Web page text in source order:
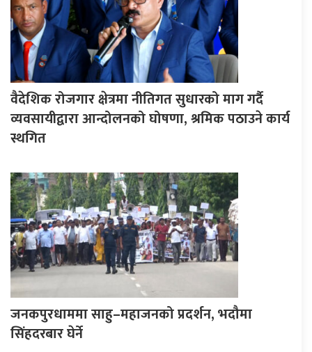
वैदेशिक रोजगार क्षेत्रमा नीतिगत सुधारको माग गर्दै
व्यवसायीद्वारा आन्दोलनको घोषणा, श्रमिक पठाउने कार्य
स्थगित
जनकपुरधाममा साहु–महाजनको प्रदर्शन, भदौमा
सिंहदरबार घेर्ने